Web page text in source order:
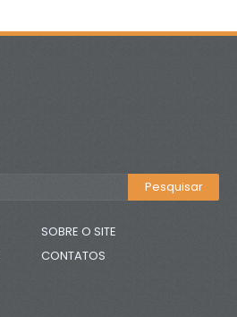
SOBRE O SITE
CONTATOS